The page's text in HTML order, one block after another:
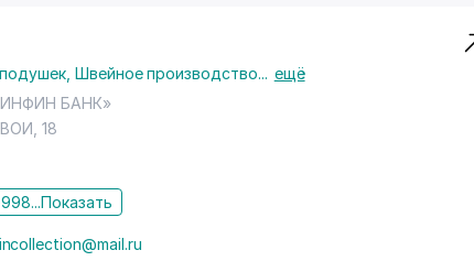
, Швейное производство... ещё
ИНФИН БАНК»
18
Показать